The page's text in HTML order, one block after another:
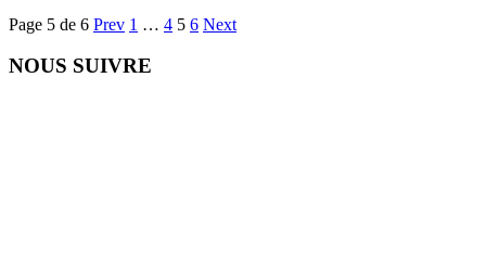
Page 5 de 6 Prev 1 … 4 5 6 Next
NOUS SUIVRE